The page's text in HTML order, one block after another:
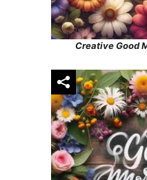
Creative Good